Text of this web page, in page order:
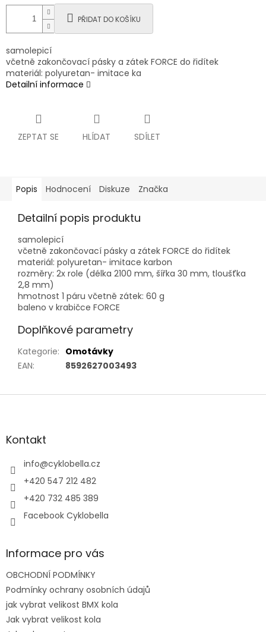
PŘIDAT DO KOŠÍKU
samolepicí
včetně zakončovací pásky a zátek FORCE do řidítek
materiál: polyuretan- imitace ka
Detailní informace
ZEPTAT SE HLÍDAT SDÍLET
Popis Hodnocení Diskuze Značka
Detailní popis produktu
samolepicí
včetně zakončovací pásky a zátek FORCE do řidítek
materiál: polyuretan- imitace karbon
rozměry: 2x role (délka 2100 mm, šířka 30 mm, tloušťka
2,8 mm)
hmotnost 1 páru včetně zátek: 60 g
baleno v krabičce FORCE
Doplňkové parametry
Kategorie: Omotávky
EAN: 8592627003493
Z
aKontakt
info@cyklobella.cz
+420 547 212 482
+420 732 485 389
Facebook Cyklobella
Informace pro vás
OBCHODNÍ PODMÍNKY
Podmínky ochrany osobních údajů
jak vybrat velikost BMX kola
Jak vybrat velikost kola